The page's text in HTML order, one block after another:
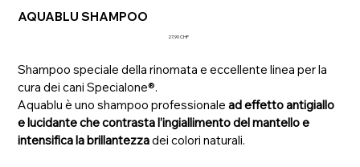
AQUABLU SHAMPOO
Prezzo
27,90 CHF
Shampoo speciale della rinomata e eccellente linea per la
cura dei cani Specialone®.
Aquablu è uno shampoo professionalead effetto antigiallo
e lucidante che contrasta l’ingiallimento del mantello e
intensifica la brillantezzadei colori naturali.